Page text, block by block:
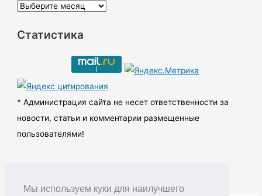
Мы используем куки для наилучшего
А
х
ы
Статистика
* Администрация сайта не несет ответственности за
новости, статьи и комментарии размещенные
пользователями!